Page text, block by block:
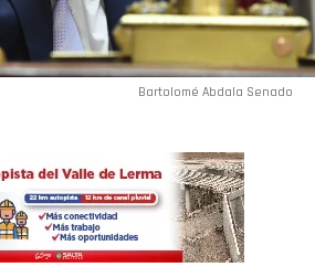
Bartolomé Abdala Senado